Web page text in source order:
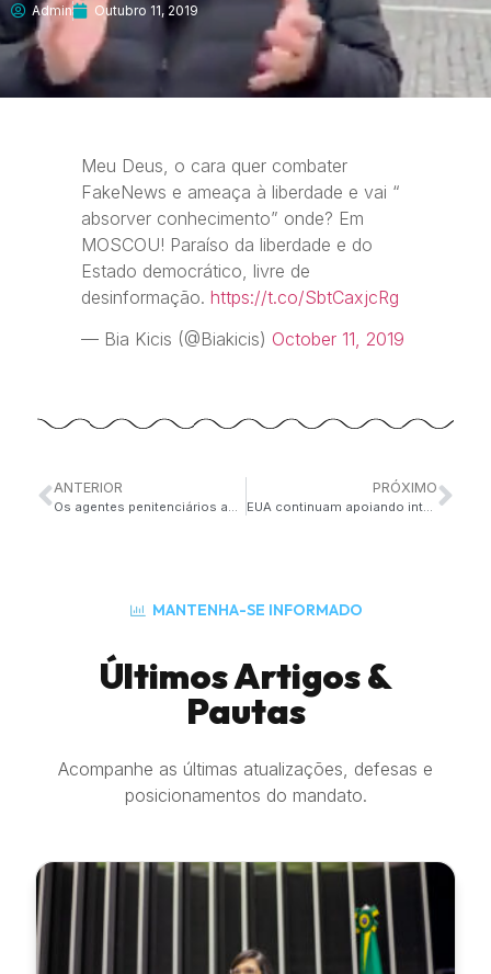
Admin Outubro 11, 2019
Meu Deus, o cara quer combater
FakeNews e ameaça à liberdade e vai “
absorver conhecimento” onde? Em
MOSCOU! Paraíso da liberdade e do
Estado democrático, livre de
desinformação. https://t.co/SbtCaxjcRg
— Bia Kicis (@Biakicis) October 11, 2019
ANTERIOR
Os agentes penitenciários agora formam uma Polícia Penal
PRÓXIMO
EUA continuam apoiando integralmente o ingressar no Brasil na OCDE.
MANTENHA-SE INFORMADO
Últimos Artigos &
Pautas
Acompanhe as últimas atualizações, defesas e
posicionamentos do mandato.